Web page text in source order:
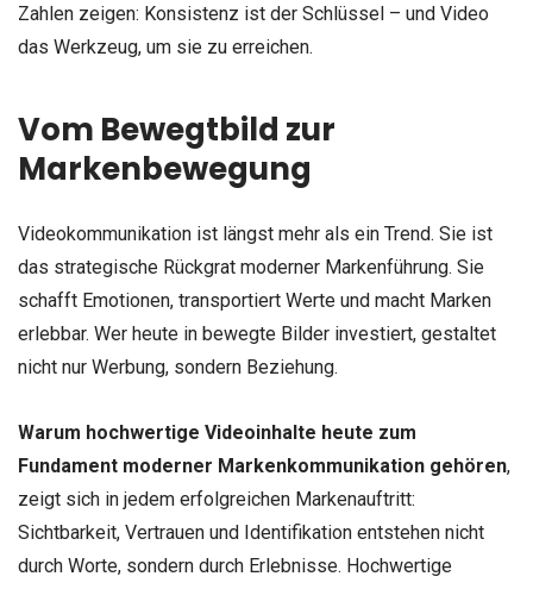
Zahlen zeigen: Konsistenz ist der Schlüssel – und Video
das Werkzeug, um sie zu erreichen.
Vom Bewegtbild zur
Markenbewegung
Videokommunikation ist längst mehr als ein Trend. Sie ist
das strategische Rückgrat moderner Markenführung. Sie
schafft Emotionen, transportiert Werte und macht Marken
erlebbar. Wer heute in bewegte Bilder investiert, gestaltet
nicht nur Werbung, sondern Beziehung.
Warum hochwertige Videoinhalte heute zum
Fundament moderner Markenkommunikation gehören,
zeigt sich in jedem erfolgreichen Markenauftritt:
Sichtbarkeit, Vertrauen und Identifikation entstehen nicht
durch Worte, sondern durch Erlebnisse. Hochwertige